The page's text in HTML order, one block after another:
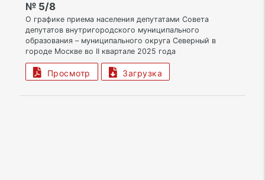
№ 5/8
О графике приема населения депутатами Совета
депутатов внутригородского муниципального
образования – муниципального округа Северный в
городе Москве во II квартале 2025 года
Просмотр Загрузка